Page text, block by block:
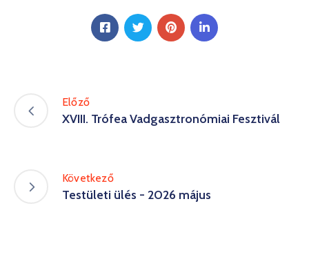
Előző
XVIII. Trófea Vadgasztronómiai Fesztivál
Következő
Testületi ülés - 2026 május